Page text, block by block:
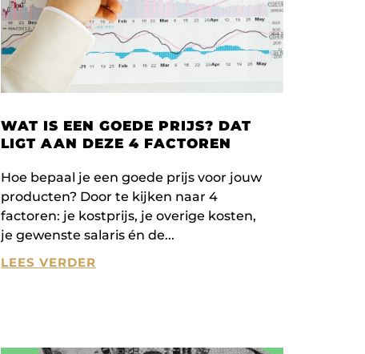
WAT IS EEN GOEDE PRIJS? DAT
LIGT AAN DEZE 4 FACTOREN
Hoe bepaal je een goede prijs voor jouw
producten? Door te kijken naar 4
factoren: je kostprijs, je overige kosten,
je gewenste salaris én de
LEES VERDER